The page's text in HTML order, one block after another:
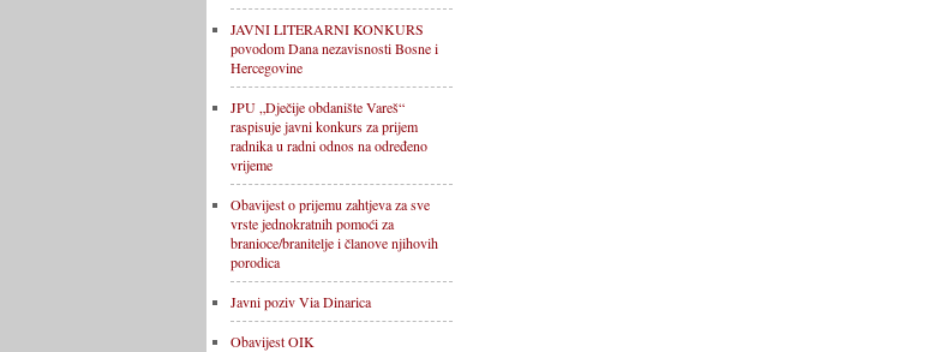
JAVNI LITERARNI KONKURS
povodom Dana nezavisnosti Bosne i
Hercegovine
JPU „Dječije obdanište Vareš“
raspisuje javni konkurs za prijem
radnika u radni odnos na određeno
vrijeme
Obavijest o prijemu zahtjeva za sve
vrste jednokratnih pomoći za
branioce/branitelje i članove njihovih
porodica
Javni poziv Via Dinarica
Obavijest OIK